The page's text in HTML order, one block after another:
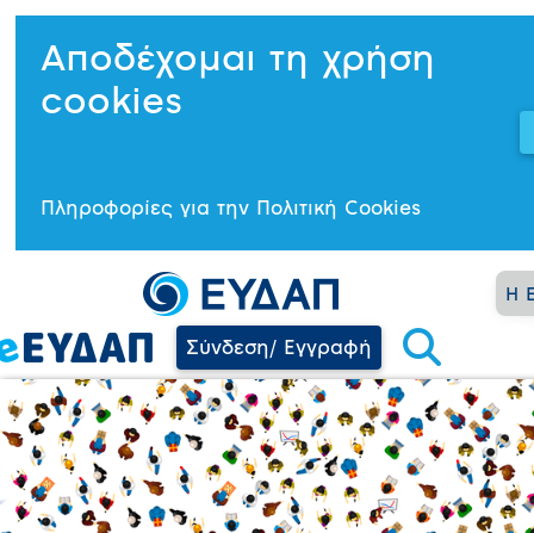
Αποδέχομαι τη χρήση
cookies
Πληροφορίες για την Πολιτική Cookies
Η
Σύνδεση/ Εγγραφή